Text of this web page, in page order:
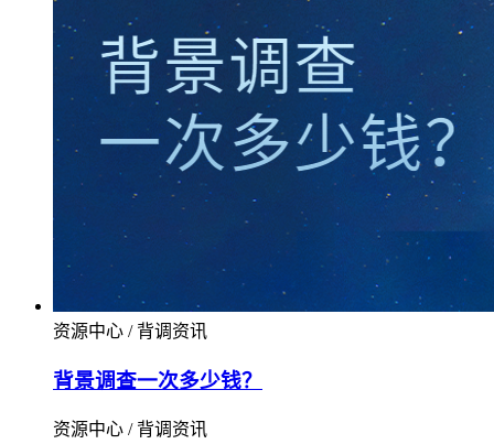
资源中心 / 背调资讯
背景调查一次多少钱？
资源中心 / 背调资讯